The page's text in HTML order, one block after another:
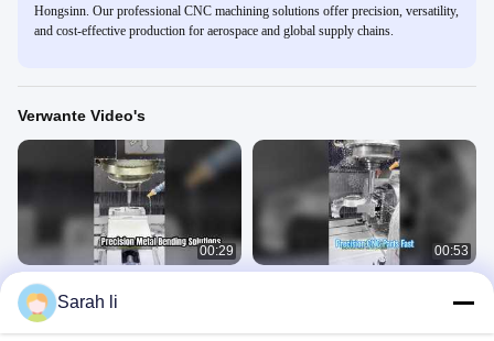
Hongsinn. Our professional CNC machining solutions offer precision, versatility,
and cost-effective production for aerospace and global supply chains.
Verwante Video's
00:29
Aangepaste CNC die Delen
machinaal bewerken
Factory Display Video
00:53
Sarah li